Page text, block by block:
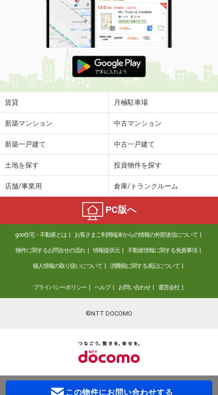
賃貸 月極駐車場
新築マンション 中古マンション
新築一戸建て 中古一戸建て
土地を探す 投資物件を探す
店舗/事業用 倉庫/トランクルーム
PC版へ
goo住宅・不動産とは お客さまご利用端末からの情報の外部送信について
物件に関するお問合せの流れ 情報提供元 不動産情報に関する免責事項
個人情報の取り扱いについて 消費税に関する表記について
プライバシーポリシー ヘルプ お問い合わせ 運営会社
©NTT DOCOMO
この物件にお問い合わせする